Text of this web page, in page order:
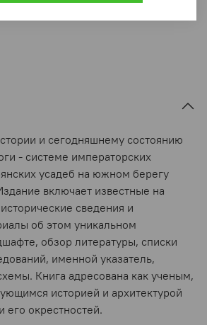
и сегодняшнему состоянию
- системе императорских
усадеб на южном берегу
включает известные на
сведения и
об этом уникальном
обзор литературы, списки
именной указатель,
Книга адресована как ученым,
историей и архитектурой
его окрестностей.